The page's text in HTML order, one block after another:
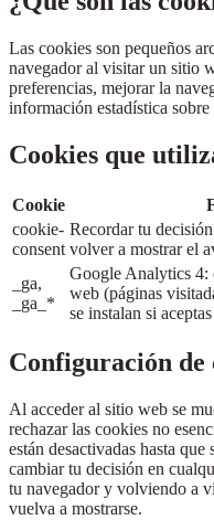
Las cookies son pequeños
navegador al visitar un sitio
preferencias, mejorar la
información estadística
Cookies que
Cookie
cookie-
consent
Recordar tu
volver a mostrar el
_ga,
_ga_*
Google Analytics 4:
web (páginas
se instalan si
Configuración de
Al acceder al sitio web se
rechazar las cookies no
están desactivadas hasta
cambiar tu decisión en
tu navegador y volviendo a
vuelva a mostrarse.